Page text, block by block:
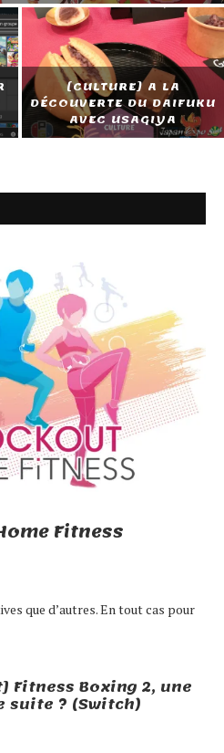
[CULTURE] A LA
DÉCOUVERTE DU DAIFUKU
AVEC USAGIYA
Fitness
que d’autres. En tout cas pour
Fitness Boxing 2, une
suite ? (Switch)